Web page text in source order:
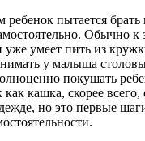
ребенок пытается
Обычно к
уже умеет пить из
у малыша
покушать
как кашка, скорее всего,
но это первые